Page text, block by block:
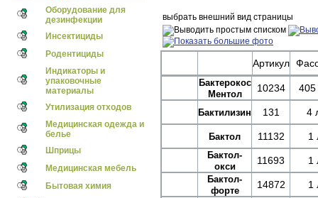
Оборудование для
дезинфекции
Инсектициды
Родентициды
Индикаторы и
упаковочные
материалы
Утилизация отходов
Медицинская одежда и
белье
Шприцы
Медицинская мебель
Бытовая химия
выбрать внешний вид страницы
Артикул
Бактерокос
Ментол
10234
Бактилизин 131 4
Бактол 11132 1
Бактол-
окси
11693 1
Бактол-
форте
14872 1